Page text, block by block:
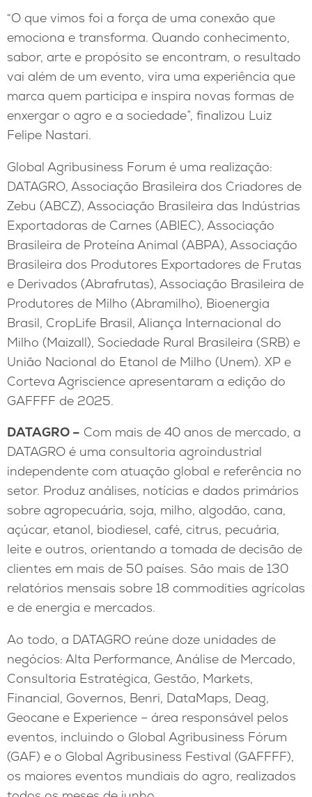
“O que vimos foi a força de uma conexão que
emociona e transforma. Quando conhecimento,
sabor, arte e propósito se encontram, o resultado
vai além de um evento, vira uma experiência que
marca quem participa e inspira novas formas de
enxergar o agro e a sociedade”, finalizou Luiz
Felipe Nastari.
Global Agribusiness Forum é uma realização:
DATAGRO, Associação Brasileira dos Criadores de
Zebu (ABCZ), Associação Brasileira das Indústrias
Exportadoras de Carnes (ABIEC), Associação
Brasileira de Proteína Animal (ABPA), Associação
Brasileira dos Produtores Exportadores de Frutas
e Derivados (Abrafrutas), Associação Brasileira de
Produtores de Milho (Abramilho), Bioenergia
Brasil, CropLife Brasil, Aliança Internacional do
Milho (Maizall), Sociedade Rural Brasileira (SRB) e
União Nacional do Etanol de Milho (Unem). XP e
Corteva Agriscience apresentaram a edição do
GAFFFF de 2025.
DATAGRO – Com mais de 40 anos de mercado, a
DATAGRO é uma consultoria agroindustrial
independente com atuação global e referência no
setor. Produz análises, notícias e dados primários
sobre agropecuária, soja, milho, algodão, cana,
açúcar, etanol, biodiesel, café, citrus, pecuária,
leite e outros, orientando a tomada de decisão de
clientes em mais de 50 países. São mais de 130
relatórios mensais sobre 18 commodities agrícolas
e de energia e mercados.
Ao todo, a DATAGRO reúne doze unidades de
negócios: Alta Performance, Análise de Mercado,
Consultoria Estratégica, Gestão, Markets,
Financial, Governos, Benri, DataMaps, Deag,
Geocane e Experience – área responsável pelos
eventos, incluindo o Global Agribusiness Fórum
(GAF) e o Global Agribusiness Festival (GAFFFF),
os maiores eventos mundiais do agro, realizados